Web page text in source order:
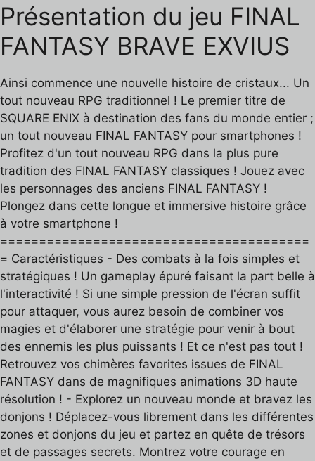
Présentation du jeu FINAL
FANTASY BRAVE EXVIUS
Ainsi commence une nouvelle histoire de cristaux... Un
tout nouveau RPG traditionnel ! Le premier titre de
SQUARE ENIX à destination des fans du monde entier ;
un tout nouveau FINAL FANTASY pour smartphones !
Profitez d'un tout nouveau RPG dans la plus pure
tradition des FINAL FANTASY classiques ! Jouez avec
les personnages des anciens FINAL FANTASY !
Plongez dans cette longue et immersive histoire grâce
à votre smartphone !
========================================
= Caractéristiques - Des combats à la fois simples et
stratégiques ! Un gameplay épuré faisant la part belle à
l'interactivité ! Si une simple pression de l'écran suffit
pour attaquer, vous aurez besoin de combiner vos
magies et d'élaborer une stratégie pour venir à bout
des ennemis les plus puissants ! Et ce n'est pas tout !
Retrouvez vos chimères favorites issues de FINAL
FANTASY dans de magnifiques animations 3D haute
résolution ! - Explorez un nouveau monde et bravez les
donjons ! Déplacez-vous librement dans les différentes
zones et donjons du jeu et partez en quête de trésors
et de passages secrets. Montrez votre courage en